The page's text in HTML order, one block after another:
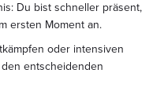
Du bist schneller präsent,
ersten Moment an.
oder intensiven
entscheidenden